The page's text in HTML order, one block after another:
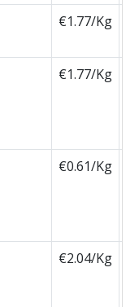
€1.77/Kg
€1.77/Kg
€0.61/Kg
€2.04/Kg